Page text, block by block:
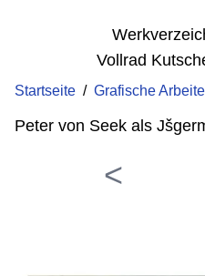
Vollrad
Startseite / Grafische
Peter von Seek als
<